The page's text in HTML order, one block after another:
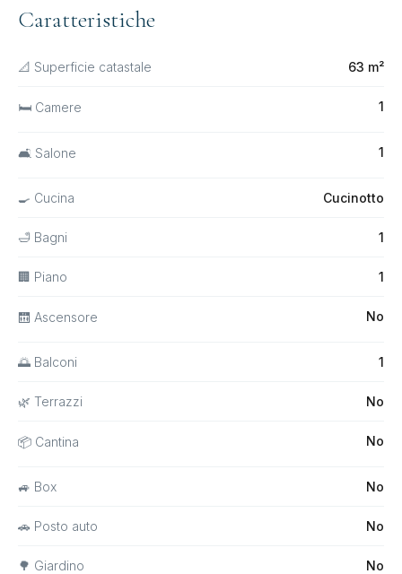
Caratteristiche
📐 Superficie catastale 63 m²
🛏 Camere 1
🛋 Salone 1
🍳 Cucina Cucinotto
🛁 Bagni 1
🏢 Piano 1
🛗 Ascensore No
🌅 Balconi 1
🌿 Terrazzi No
📦 Cantina No
🚙 Box No
🚗 Posto auto No
🌳 Giardino No